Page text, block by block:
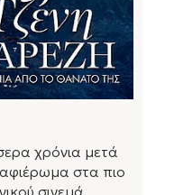
χρόνια μετά
στα πιο
σινεμά.